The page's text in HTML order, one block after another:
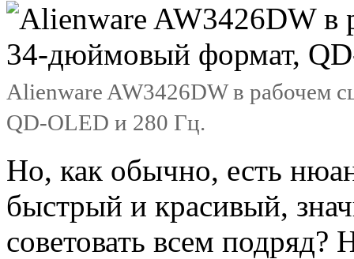
Alienware AW3426DW в рабочем
QD-OLED и 280 Гц.
Но, как обычно, есть
быстрый и красивый,
советовать всем